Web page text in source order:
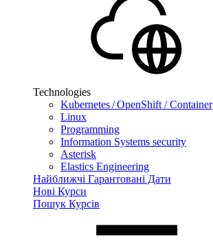
Technologies
Kubernetes / OpenShift / Container
Linux
Programming
Information Systems security
Asterisk
Elastics Engineering
Найближчі Гарантовані Дати
Нові Курси
Пошук Курсів